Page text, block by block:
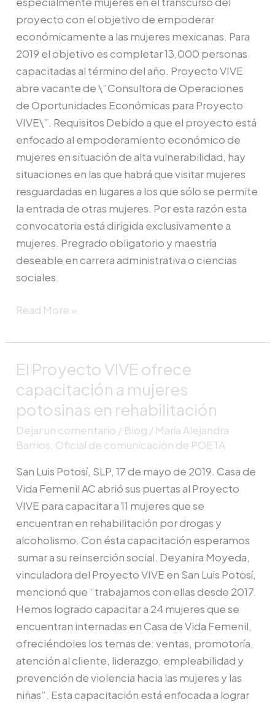
proyecto con el objetivo de empoderar
económicamente a las mujeres mexicanas. Para
2019 el objetivo es completar 13,000 personas
capacitadas al término del año. Proyecto VIVE
abre vacante de \”Consultora de Operaciones
de Oportunidades Económicas para Proyecto
VIVE\”. Requisitos Debido a que el proyecto está
enfocado al empoderamiento económico de
mujeres en situación de alta vulnerabilidad, hay
situaciones en las que habrá que visitar mujeres
resguardadas en lugares a los que sólo se permite
la entrada de otras mujeres. Por esta razón esta
convocatoria está dirigida exclusivamente a
mujeres. Pregrado obligatorio y maestría
deseable en carrera administrativa o ciencias
sociales.
Read More »
El Proyecto VIVE ofrece
capacitación a mujeres
potosinas en rehabilitación
Dejar un comentario / Blog / María Alejandra
Barrios, Oficial de comunicación de POETA
San Luis Potosí, SLP, 17 de mayo de 2019. Casa de
Vida Femenil AC abrió sus puertas al Proyecto
VIVE para capacitar a 11 mujeres que se
encuentran en rehabilitación por drogas y
alcoholismo. Con ésta capacitación esperamos
sumar a su reinserción social. Deyanira Moyeda,
vinculadora del Proyecto VIVE en San Luis Potosí,
mencionó que “trabajamos con ellas desde 2017.
Hemos logrado capacitar a 24 mujeres que se
encuentran internadas en Casa de Vida Femenil,
ofreciéndoles los temas de: ventas, promotoría,
atención al cliente, liderazgo, empleabilidad y
prevención de violencia hacia las mujeres y las
niñas”. Esta capacitación está enfocada a lograr
El
Proyecto
VIVE
ofrece
capacitación
a
mujeres
potosinas
en
rehabilitación